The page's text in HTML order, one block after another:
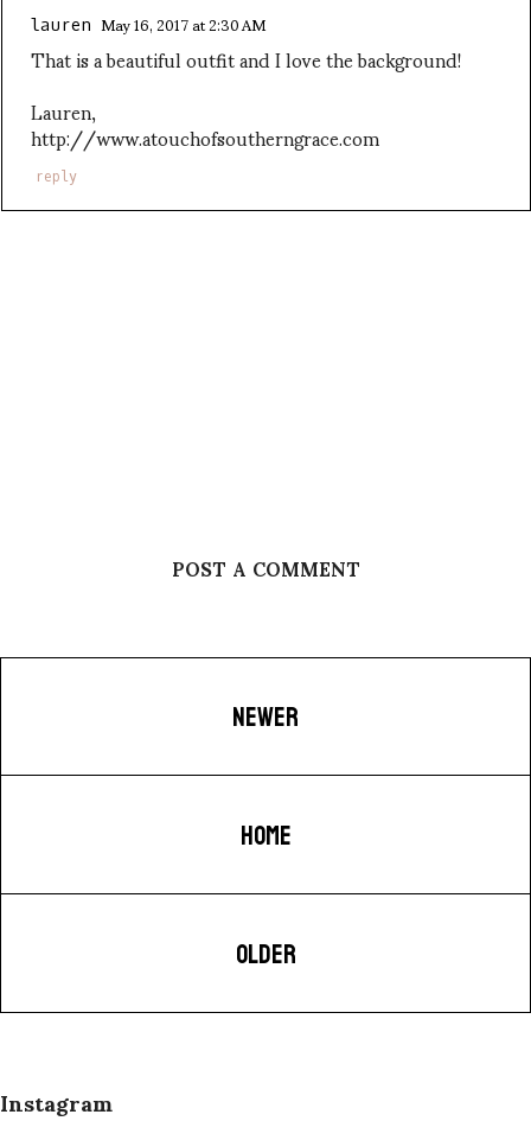
lauren May 16, 2017 at 2:30 AM
That is a beautiful outfit and I love the background!
Lauren,
http://www.atouchofsoutherngrace.com
reply
POST A COMMENT
NEWER
HOME
OLDER
Instagram